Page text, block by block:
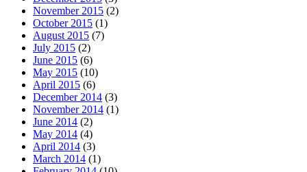
November 2015 (2)
October 2015 (1)
August 2015 (7)
July 2015 (2)
June 2015 (6)
May 2015 (10)
April 2015 (6)
December 2014 (3)
November 2014 (1)
June 2014 (2)
May 2014 (4)
April 2014 (3)
March 2014 (1)